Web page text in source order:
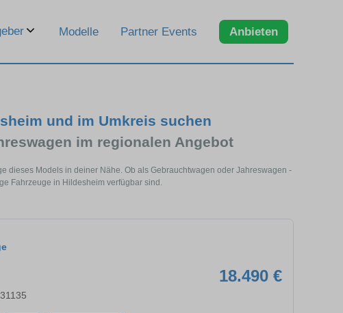
Modelle Partner Events Anbieten
und im Umkreis suchen
im regionalen Angebot
dieses Models in deiner Nähe. Ob als Gebrauchtwagen oder Jahreswagen -
Fahrzeuge in Hildesheim verfügbar sind.
18.490 €